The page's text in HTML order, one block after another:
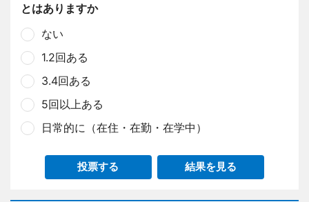
とはありますか
ない
1.2回ある
3.4回ある
5回以上ある
日常的に（在住・在勤・在学中）
投票する 結果を見る